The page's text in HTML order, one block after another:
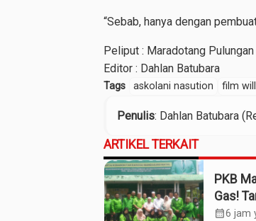
“Sebab, hanya dengan
Peliput : Maradotang Pulungan
Editor : Dahlan Batubara
Tags askolani nasution film
Penulis: Dahlan Batubara
ARTIKEL TERKAIT
PKB
Gas!
Tuntas
calendar_month6 jam